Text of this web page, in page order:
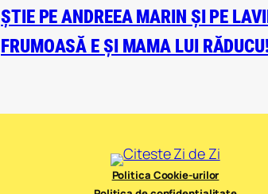
ȘTIE PE ANDREEA MARIN ȘI PE
FRUMOASĂ E ȘI MAMA LUI
Politica Cookie-urilor